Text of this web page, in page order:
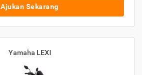
Ajukan Sekarang
Yamaha LEXI